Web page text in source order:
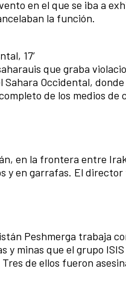
en el que se iba a
la función.
17’
que graba
Occidental,
de los medios de
en la frontera entre
en garrafas. El director
Peshmerga trabaja
y minas que el grupo
de ellos fueron